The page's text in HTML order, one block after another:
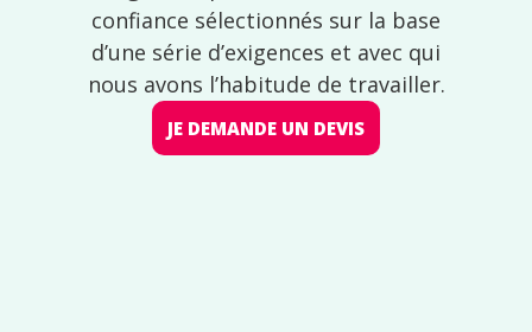
confiance sélectionnés sur la base
d’une série d’exigences et avec qui
nous avons l’habitude de travailler.
JE DEMANDE UN DEVIS